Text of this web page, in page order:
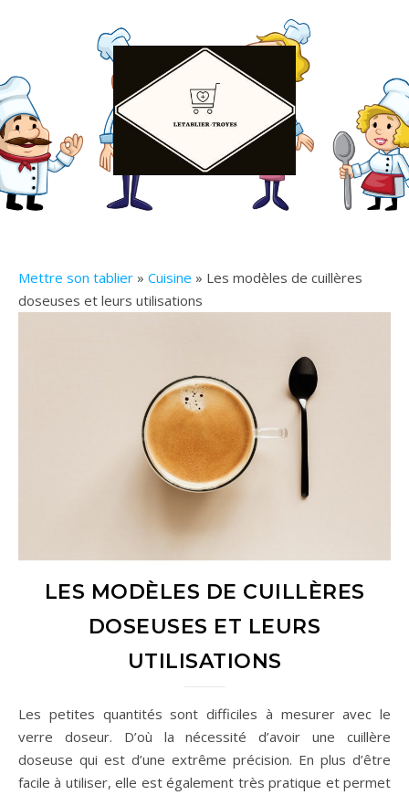
Mettre son tablier » Cuisine » Les modèles de cuillères
doseuses et leurs utilisations
LES MODÈLES DE CUILLÈRES
DOSEUSES ET LEURS
UTILISATIONS
Les petites quantités sont difficiles à mesurer avec le
verre doseur. D’où la nécessité d’avoir une cuillère
doseuse qui est d’une extrême précision. En plus d’être
facile à utiliser, elle est également très pratique et permet